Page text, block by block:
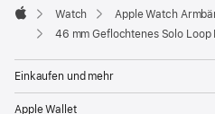
Apple
Watch
Apple Watch
46 mm Geflochtenes Solo
Einkaufen und mehr
Apple Wallet